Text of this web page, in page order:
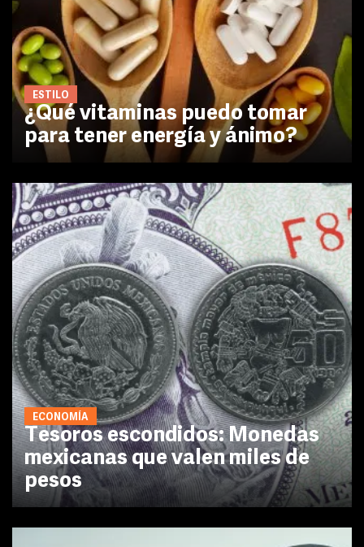
ESTILO
¿Qué vitaminas puedo tomar
para tener energía y ánimo?
ECONOMÍA
Tesoros escondidos: Monedas
mexicanas que valen miles de
pesos